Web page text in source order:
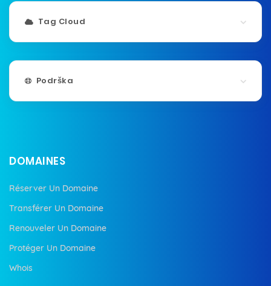
Tag Cloud
Podrška
DOMAINES
Réserver Un Domaine
Transférer Un Domaine
Renouveler Un Domaine
Protéger Un Domaine
Whois